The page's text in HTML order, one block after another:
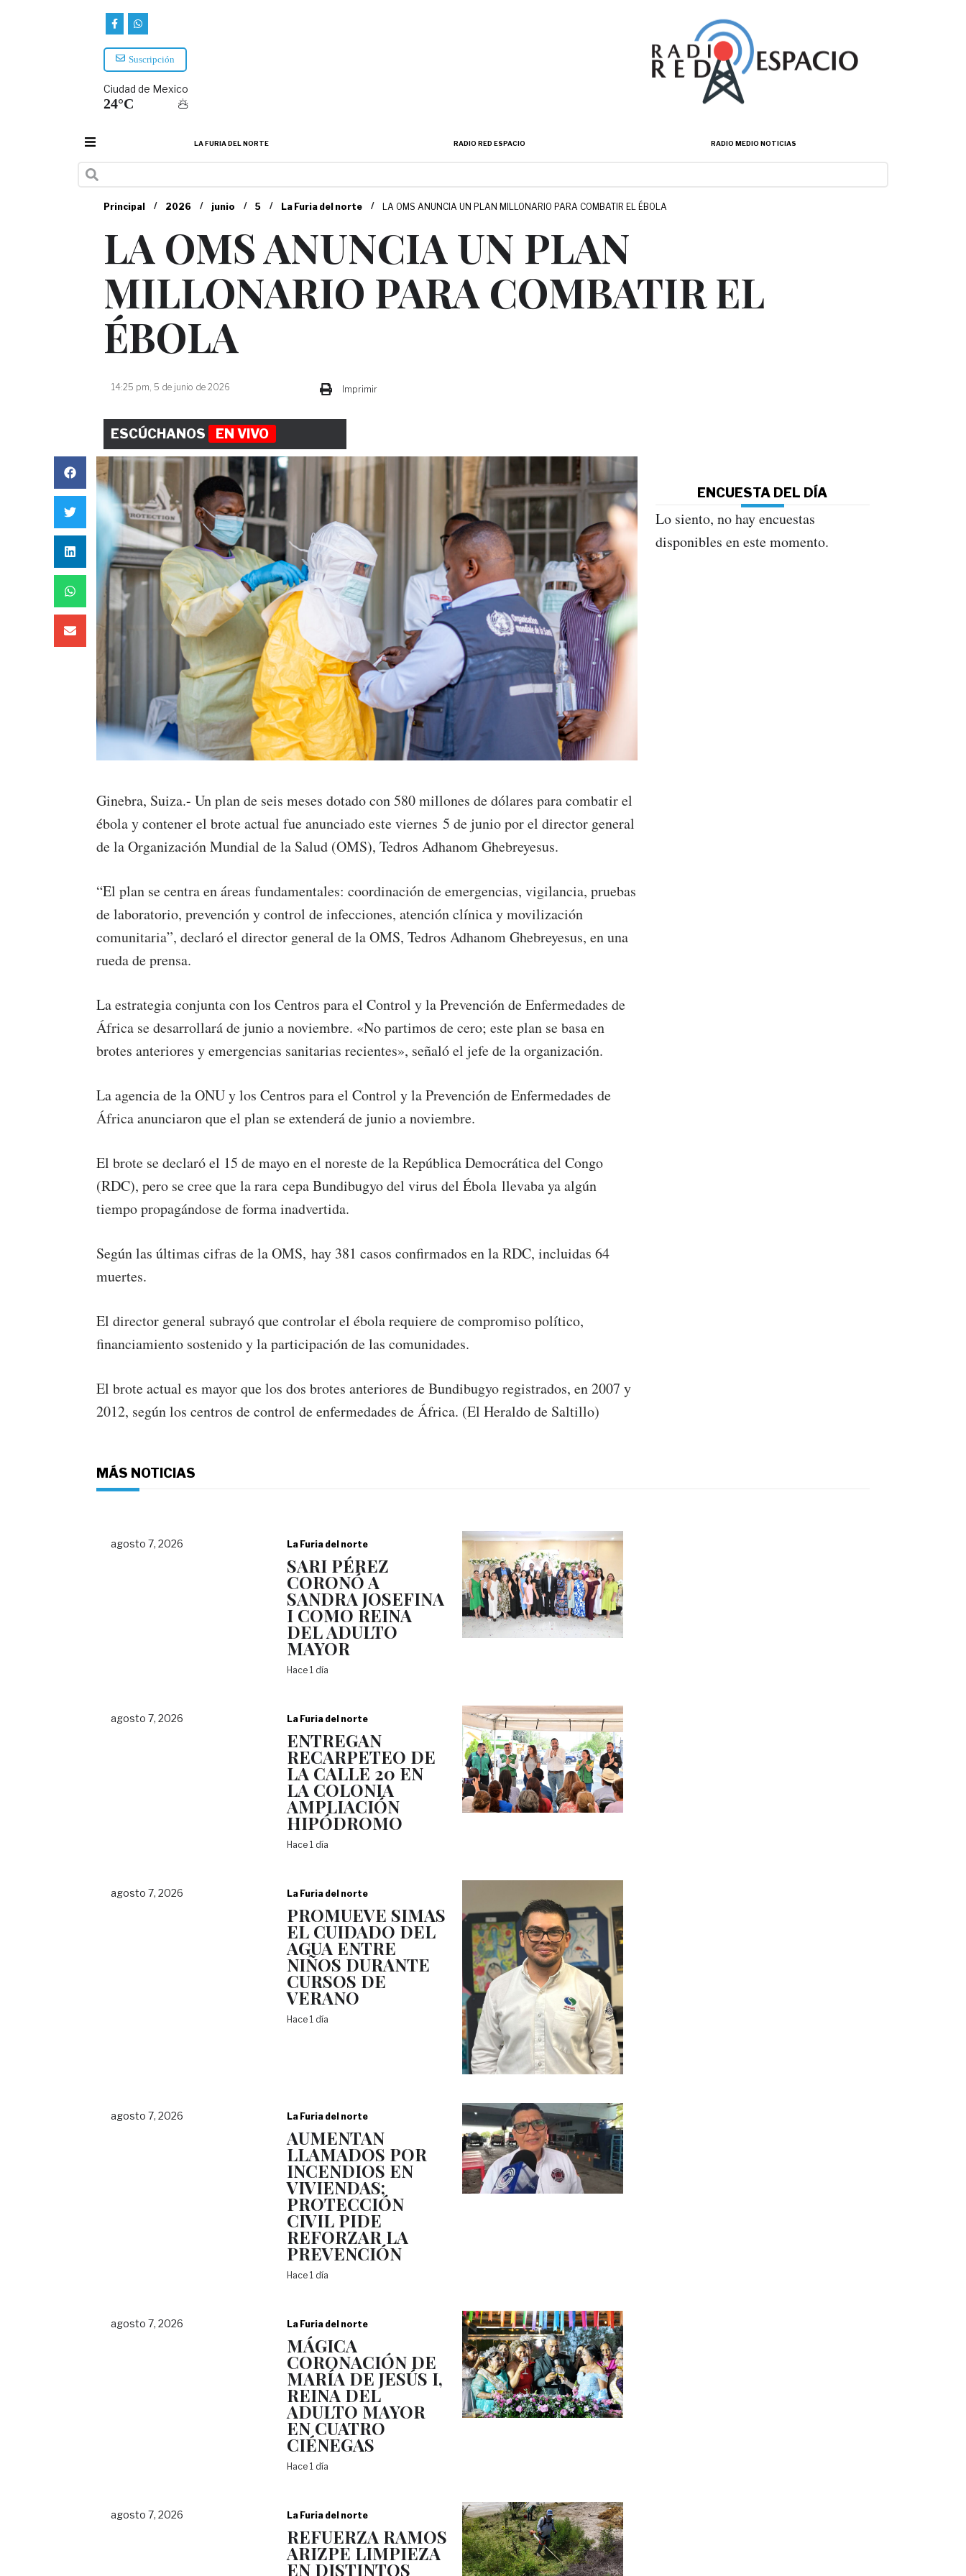
Suscripción
Ciudad de Mexico
24°C
LA FURIA DEL NORTE RADIO RED ESPACIO RADIO MEDIO NOTICIAS
Principal / 2026 / junio / 5 / La Furia del norte / LA OMS ANUNCIA UN PLAN MILLONARIO PARA COMBATIR EL ÉBOLA
LA OMS ANUNCIA UN PLAN
MILLONARIO PARA COMBATIR EL
ÉBOLA
14:25 pm, 5 de junio de 2026 Imprimir
ESCÚCHANOS EN VIVO
Ginebra, Suiza.- Un plan de seis meses dotado con 580 millones de dólares para combatir el
ébola y contener el brote actual fue anunciado este viernes 5 de junio por el director general
de la Organización Mundial de la Salud (OMS), Tedros Adhanom Ghebreyesus.
“El plan se centra en áreas fundamentales: coordinación de emergencias, vigilancia, pruebas
de laboratorio, prevención y control de infecciones, atención clínica y movilización
comunitaria”, declaró el director general de la OMS, Tedros Adhanom Ghebreyesus, en una
rueda de prensa.
La estrategia conjunta con los Centros para el Control y la Prevención de Enfermedades de
África se desarrollará de junio a noviembre. «No partimos de cero; este plan se basa en
brotes anteriores y emergencias sanitarias recientes», señaló el jefe de la organización.
La agencia de la ONU y los Centros para el Control y la Prevención de Enfermedades de
África anunciaron que el plan se extenderá de junio a noviembre.
El brote se declaró el 15 de mayo en el noreste de la República Democrática del Congo
(RDC), pero se cree que la rara cepa Bundibugyo del virus del Ébola llevaba ya algún
tiempo propagándose de forma inadvertida.
Según las últimas cifras de la OMS, hay 381 casos confirmados en la RDC, incluidas 64
muertes.
El director general subrayó que controlar el ébola requiere de compromiso político,
financiamiento sostenido y la participación de las comunidades.
El brote actual es mayor que los dos brotes anteriores de Bundibugyo registrados, en 2007 y
2012, según los centros de control de enfermedades de África. (El Heraldo de Saltillo)
ENCUESTA DEL DÍA
Lo siento, no hay encuestas
disponibles en este momento.
MÁS NOTICIAS
agosto 7, 2026 La Furia del norte
SARI PÉREZ
CORONÓ A
SANDRA JOSEFINA
I COMO REINA
DEL ADULTO
MAYOR
Hace 1 día
agosto 7, 2026 La Furia del norte
ENTREGAN
RECARPETEO DE
LA CALLE 20 EN
LA COLONIA
AMPLIACIÓN
HIPÓDROMO
Hace 1 día
agosto 7, 2026 La Furia del norte
PROMUEVE SIMAS
EL CUIDADO DEL
AGUA ENTRE
NIÑOS DURANTE
CURSOS DE
VERANO
Hace 1 día
agosto 7, 2026 La Furia del norte
AUMENTAN
LLAMADOS POR
INCENDIOS EN
VIVIENDAS;
PROTECCIÓN
CIVIL PIDE
REFORZAR LA
PREVENCIÓN
Hace 1 día
agosto 7, 2026 La Furia del norte
MÁGICA
CORONACIÓN DE
MARÍA DE JESÚS I,
REINA DEL
ADULTO MAYOR
EN CUATRO
CIÉNEGAS
Hace 1 día
agosto 7, 2026 La Furia del norte
REFUERZA RAMOS
ARIZPE LIMPIEZA
EN DISTINTOS